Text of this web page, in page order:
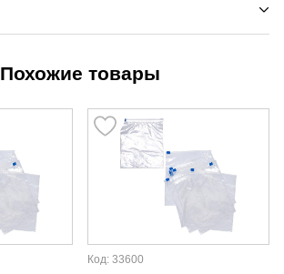
Похожие товары
Код: 33600